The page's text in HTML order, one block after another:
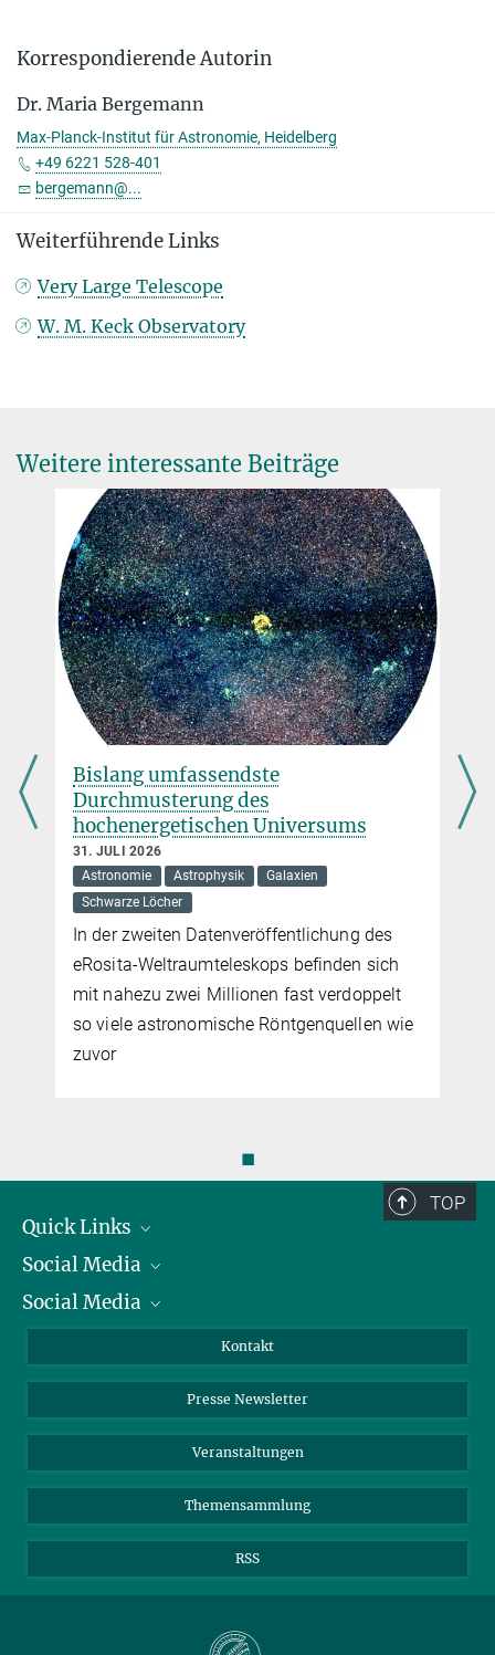
Korrespondierende Autorin
Dr. Maria Bergemann
Max-Planck-Institut für Astronomie, Heidelberg
+49 6221 528-401
bergemann@...
Weiterführende Links
Very Large Telescope
W. M. Keck Observatory
Weitere interessante Beiträge
Bislang umfassendste
Durchmusterung des
hochenergetischen Universums
31. JULI 2026
Astronomie
Astrophysik
Galaxien
Schwarze Löcher
In der zweiten Datenveröffentlichung des
eRosita-Weltraumteleskops befinden sich
mit nahezu zwei Millionen fast verdoppelt
so viele astronomische Röntgenquellen wie
zuvor
◼
TOP
Quick Links
Präsident
Zahlen und Fakten
Meldestelle Fehlverhalten
Social Media
Bluesky
TikTok
Social Media
Instagram
YouTube
Kontakt
Presse Newsletter
Veranstaltungen
Themensammlung
RSS